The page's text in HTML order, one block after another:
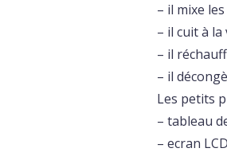
– il mixe
– il cuit à
– il
– il
Les petits
– tableau
– ecran